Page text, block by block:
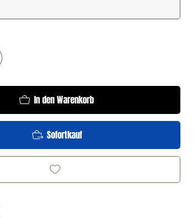
In den Warenkorb
Sofortkauf